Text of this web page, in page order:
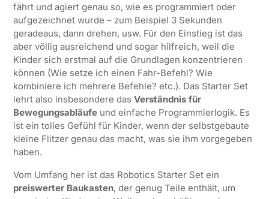
fährt und agiert genau so, wie es programmiert oder
aufgezeichnet wurde – zum Beispiel 3 Sekunden
geradeaus, dann drehen, usw. Für den Einstieg ist das
aber völlig ausreichend und sogar hilfreich, weil die
Kinder sich erstmal auf die Grundlagen konzentrieren
können (Wie setze ich einen Fahr-Befehl? Wie
kombiniere ich mehrere Befehle? etc.). Das Starter Set
lehrt also insbesondere das Verständnis für
Bewegungsabläufeund einfache Programmierlogik. Es
ist ein tolles Gefühl für Kinder, wenn der selbstgebaute
kleine Flitzer genau das macht, was sie ihm vorgegeben
haben.
Vom Umfang her ist das Robotics Starter Set ein
preiswerter Baukasten, der genug Teile enthält, um